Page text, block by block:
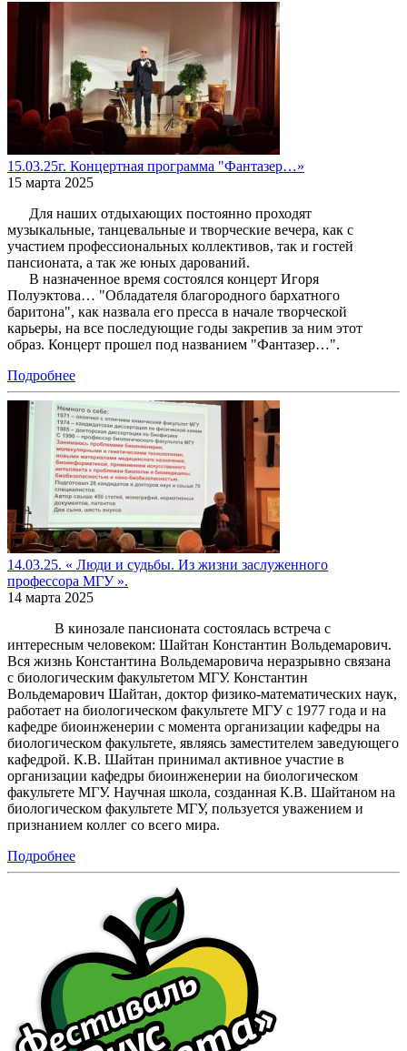
15.03.25г. Концертная программа "Фантазер…»
15 марта 2025
Для наших отдыхающих постоянно проходят
музыкальные, танцевальные и творческие вечера, как с
участием профессиональных коллективов, так и гостей
пансионата, а так же юных дарований.
В назначенное время состоялся концерт Игоря
Полуэктова… "Обладателя благородного бархатного
баритона", как назвала его пресса в начале творческой
карьеры, на все последующие годы закрепив за ним этот
образ. Концерт прошел под названием "Фантазер…".
Подробнее
14.03.25. « Люди и судьбы. Из жизни заслуженного
профессора МГУ ».
14 марта 2025
В кинозале пансионата состоялась встреча с
интересным человеком: Шайтан Константин Вольдемарович.
Вся жизнь Константина Вольдемаровича неразрывно связана
с биологическим факультетом МГУ. Константин
Вольдемарович Шайтан, доктор физико-математических наук,
работает на биологическом факультете МГУ с 1977 года и на
кафедре биоинженерии с момента организации кафедры на
биологическом факультете, являясь заместителем заведующего
кафедрой. К.В. Шайтан принимал активное участие в
организации кафедры биоинженерии на биологическом
факультете МГУ. Научная школа, созданная К.В. Шайтаном на
биологическом факультете МГУ, пользуется уважением и
признанием коллег со всего мира.
Подробнее